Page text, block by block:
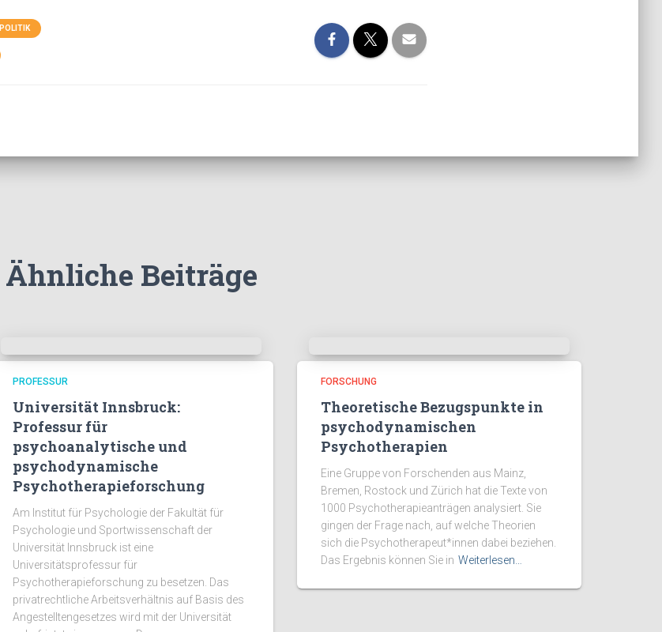
POLITIK
Ähnliche Beiträge
PROFESSUR
Universität Innsbruck:
Professur für
psychoanalytische und
psychodynamische
Psychotherapieforschung
Am Institut für Psychologie der Fakultät für
Psychologie und Sportwissenschaft der
Universität Innsbruck ist eine
Universitätsprofessur für
Psychotherapieforschung zu besetzen. Das
privatrechtliche Arbeitsverhältnis auf Basis des
Angestelltengesetzes wird mit der Universität
FORSCHUNG
Theoretische Bezugspunkte in
psychodynamischen
Psychotherapien
Eine Gruppe von Forschenden aus Mainz,
Bremen, Rostock und Zürich hat die Texte von
1000 Psychotherapieanträgen analysiert. Sie
gingen der Frage nach, auf welche Theorien
sich die Psychotherapeut*innen dabei beziehen.
Das Ergebnis können Sie in Weiterlesen…